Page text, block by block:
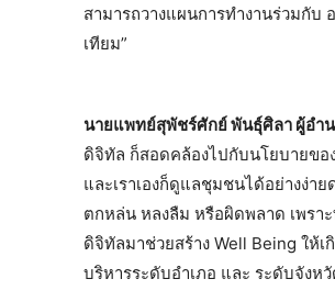
สามารถวางแผนการทำงานร่วมกับ
เทียม”
นายแพทย์สุพัชร์ศักย์ พันธุ์ศิลา ผู้อำ
ดิจิทัล ก็สอดคล้องไปกับนโยบายขอ
และเราเองก็ดูแลชุมชนได้อย่างง่า
ตกหล่น หลงลืม หรือผิดพลาด เพรา
ดิจิทัลมาช่วยสร้าง Well Being ให้
บริหารระดับอำเภอ และ ระดับจังห